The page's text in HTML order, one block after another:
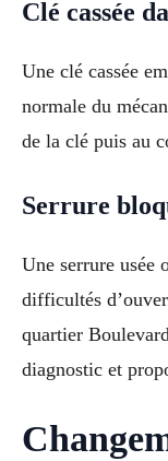
Clé cassée
Une clé cassée
normale du
de la clé puis au
Serrure
Une serrure usée
difficultés
quartier
diagnostic et